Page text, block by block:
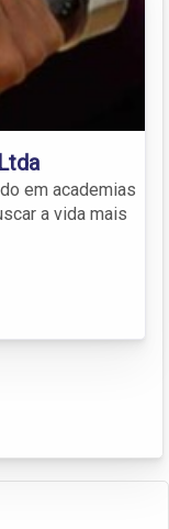
em academias
a vida mais